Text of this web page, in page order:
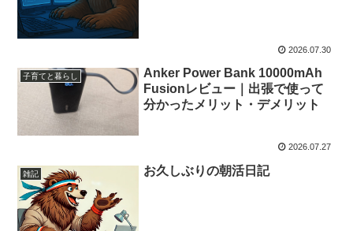
2026.07.30
子育てと暮らし
Anker Power Bank 10000mAh
Fusionレビュー｜出張で使って
分かったメリット・デメリット
2026.07.27
雑記 お久しぶりの朝活日記